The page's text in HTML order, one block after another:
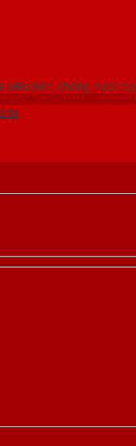
siêu bền, chống nước